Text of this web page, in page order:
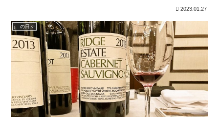
2023.01.27
j の日々